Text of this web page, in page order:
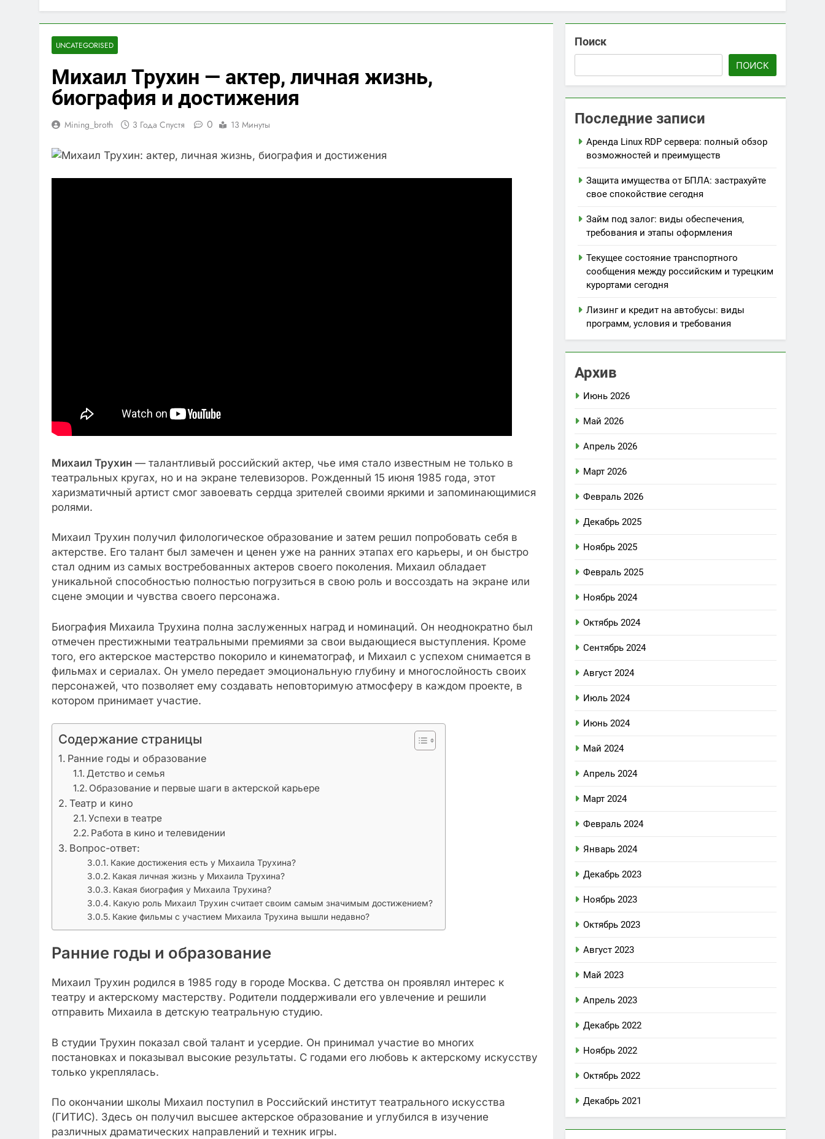
UNCATEGORISED
Михаил Трухин — актер, личная жизнь,
биография и достижения
Mining_broth 3 Года Спустя 0 13 Минуты
Михаил Трухин — талантливый российский актер, чье имя стало известным не только в
театральных кругах, но и на экране телевизоров. Рожденный 15 июня 1985 года, этот
харизматичный артист смог завоевать сердца зрителей своими яркими и запоминающимися
ролями.
Михаил Трухин получил филологическое образование и затем решил попробовать себя в
актерстве. Его талант был замечен и ценен уже на ранних этапах его карьеры, и он быстро
стал одним из самых востребованных актеров своего поколения. Михаил обладает
уникальной способностью полностью погрузиться в свою роль и воссоздать на экране или
сцене эмоции и чувства своего персонажа.
Биография Михаила Трухина полна заслуженных наград и номинаций. Он неоднократно был
отмечен престижными театральными премиями за свои выдающиеся выступления. Кроме
того, его актерское мастерство покорило и кинематограф, и Михаил с успехом снимается в
фильмах и сериалах. Он умело передает эмоциональную глубину и многослойность своих
персонажей, что позволяет ему создавать неповторимую атмосферу в каждом проекте, в
котором принимает участие.
Содержание страницы
Ранние годы и образование
Детство и семья
Образование и первые шаги в актерской карьере
Театр и кино
Успехи в театре
Работа в кино и телевидении
Вопрос-ответ:
Какие достижения есть у Михаила Трухина?
Какая личная жизнь у Михаила Трухина?
Какая биография у Михаила Трухина?
Какую роль Михаил Трухин считает своим самым значимым достижением?
Какие фильмы с участием Михаила Трухина вышли недавно?
Ранние годы и образование
Михаил Трухин родился в 1985 году в городе Москва. С детства он проявлял интерес к
театру и актерскому мастерству. Родители поддерживали его увлечение и решили
отправить Михаила в детскую театральную студию.
В студии Трухин показал свой талант и усердие. Он принимал участие во многих
постановках и показывал высокие результаты. С годами его любовь к актерскому искусству
только укреплялась.
По окончании школы Михаил поступил в Российский институт театрального искусства
(ГИТИС). Здесь он получил высшее актерское образование и углубился в изучение
различных драматических направлений и техник игры.
Поиск
ПОИСК
Последние записи
Аренда Linux RDP сервера: полный обзор
возможностей и преимуществ
Защита имущества от БПЛА: застрахуйте
свое спокойствие сегодня
Займ под залог: виды обеспечения,
требования и этапы оформления
Текущее состояние транспортного
сообщения между российским и турецким
курортами сегодня
Лизинг и кредит на автобусы: виды
программ, условия и требования
Архив
Июнь 2026
Май 2026
Апрель 2026
Март 2026
Февраль 2026
Декабрь 2025
Ноябрь 2025
Февраль 2025
Ноябрь 2024
Октябрь 2024
Сентябрь 2024
Август 2024
Июль 2024
Июнь 2024
Май 2024
Апрель 2024
Март 2024
Февраль 2024
Январь 2024
Декабрь 2023
Ноябрь 2023
Октябрь 2023
Август 2023
Май 2023
Апрель 2023
Декабрь 2022
Ноябрь 2022
Октябрь 2022
Декабрь 2021